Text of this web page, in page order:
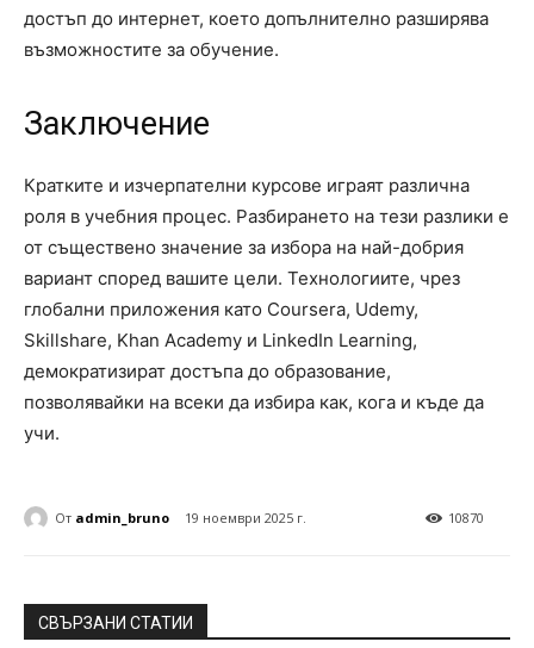
достъп до интернет, което допълнително разширява
възможностите за обучение.
Заключение
Кратките и изчерпателни курсове играят различна
роля в учебния процес. Разбирането на тези разлики е
от съществено значение за избора на най-добрия
вариант според вашите цели. Технологиите, чрез
глобални приложения като Coursera, Udemy,
Skillshare, Khan Academy и LinkedIn Learning,
демократизират достъпа до образование,
позволявайки на всеки да избира как, кога и къде да
учи.
10870
От admin_bruno 19 ноември 2025 г.
СВЪРЗАНИ СТАТИИ